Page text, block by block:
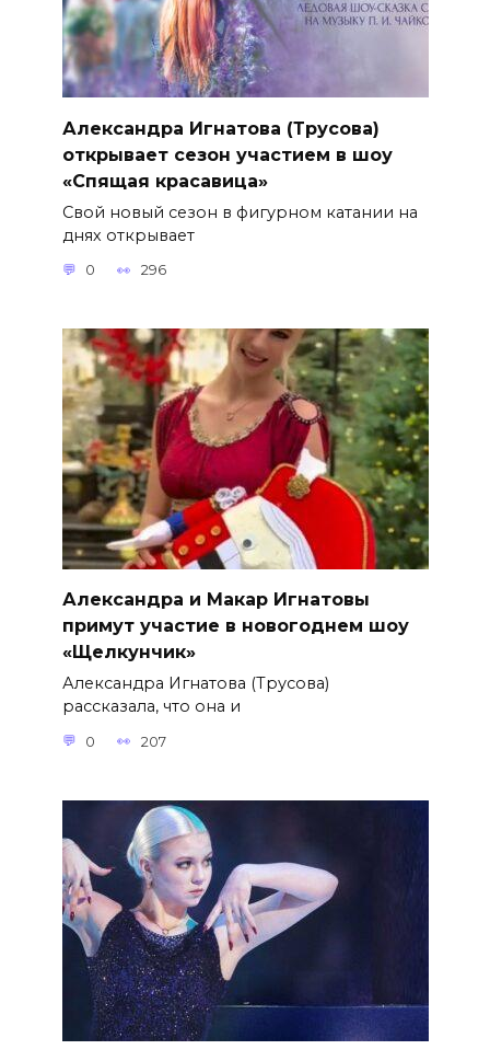
Александра Игнатова (Трусова)
открывает сезон участием в шоу
«Спящая красавица»
Свой новый сезон в фигурном катании на
днях открывает
0 296
Александра и Макар Игнатовы
примут участие в новогоднем шоу
«Щелкунчик»
Александра Игнатова (Трусова)
рассказала, что она и
0 207